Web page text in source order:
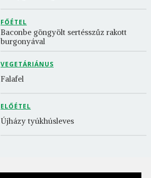
FŐÉTEL
Baconbe göngyölt sertésszűz rakott
burgonyával
VEGETÁRIÁNUS
Falafel
ELŐÉTEL
Újházy tyúkhúsleves